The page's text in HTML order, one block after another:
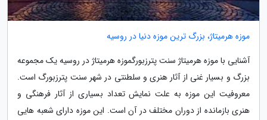
موزه هرمیتاژ، بزرگ ترین موزه دنیا در روسیه
آشنایی با موزه هرمیتاژ سنت پترزبورگموزه هرمیتاژ در روسیه یک مجموعه
بزرگ و بسیار غنی از آثار هنری و سلطنتی در شهر سنت پترزبورگ است.
معروفیت این موزه به علت نمایش تعداد بسیاری از آثار فرهنگی و
هنری بازمانده از دوران مختلف در آن است. این موزه دارای شعبه هایی